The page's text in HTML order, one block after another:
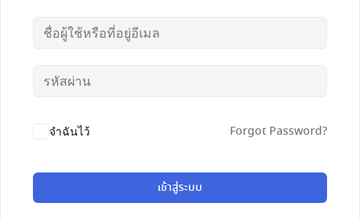
จำฉันไว้ Forgot Password?
เข้าสู่ระบบ